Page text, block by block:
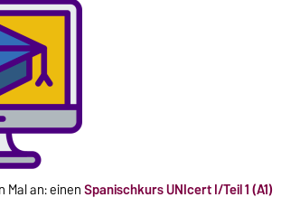
Mal an: einenSpanischkurs UNIcert I/Teil 1 (A1)